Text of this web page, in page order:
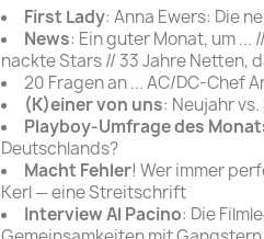
Mare
MERIAN
TAGES &
WOCHENZEITUNGEN
First Lady: Anna Ewers: Die
News: Ein guter Monat, um
nackte Stars // 33 Jahre Netten,
20 Fragen an ... AC/DC-Chef
(K)einer von uns: Neujahr
Playboy-Umfrage des
Deutschlands?
Macht Fehler! Wer immer
Kerl — eine Streitschrift
Interview Al Pacino: Die